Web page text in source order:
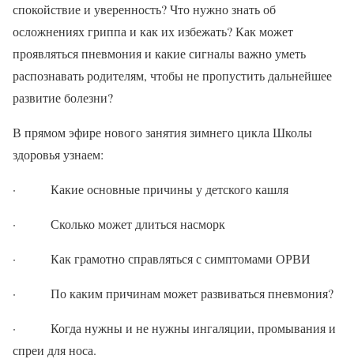
спокойствие и уверенность? Что нужно знать об
осложнениях гриппа и как их избежать? Как может
проявляться пневмония и какие сигналы важно уметь
распознавать родителям, чтобы не пропустить дальнейшее
развитие болезни?
В прямом эфире нового занятия зимнего цикла Школы
здоровья узнаем:
· Какие основные причины у детского кашля
· Сколько может длиться насморк
· Как грамотно справляться с симптомами ОРВИ
· По каким причинам может развиваться пневмония?
· Когда нужны и не нужны ингаляции, промывания и
спреи для носа.